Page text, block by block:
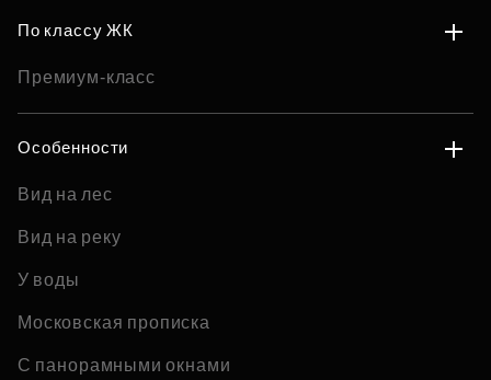
По классу ЖК
Премиум-класс
Особенности
Вид на лес
Вид на реку
У воды
Московская прописка
С панорамными окнами